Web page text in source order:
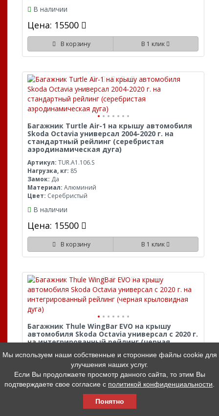
В наличии
Цена: 15500
В корзину В 1 клик
Багажник Turtle Air-1 на крышу автомобиля
Skoda Octavia универсал 2004-2020 г. на
стандартный рейлинг (серебристая
аэродинамическая дуга)
Артикул: TUR.A1.106.S
Нагрузка, кг: 85
Замок: Да
Материал: Алюминий
Цвет: Серебристый
В наличии
Цена: 15500
В корзину В 1 клик
Багажник Thule WingBar EVO на крышу
автомобиля Skoda Octavia универсал с 2020 г.
на интегрированный рейлинг (черная
710600 + 711220 + 6096
Нагрузка, кг:
100
Замок:Да
Материал:Алюминий
Мы используем наши собственные и сторонние файлы cookie для
улучшения наших услуг.
Если Вы продолжаете просмотр данного сайта, то этим Вы
подтверждаете свое согласие с политикой конфиденциальности
Понятно